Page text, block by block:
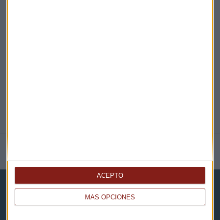
MÁS OPCIONES
ACEPTO
NOTICIAS RELACIONADAS